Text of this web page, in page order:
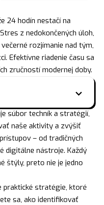
24 hodín nestačí na
z nedokončených úloh,
rozjímanie nad tým,
Efektívne riadenie času sa
zručností modernej doby.
súbor techník a stratégií,
naše aktivity a zvýšiť
– od tradičných
digitálne nástroje. Každý
štýly, preto nie je jedno
praktické stratégie, ktoré
sa, ako identifikovať